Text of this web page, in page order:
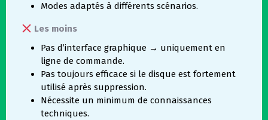
Modes adaptés à différents scénarios.
Les moins
Pas d’interface graphique → uniquement en
ligne de commande.
Pas toujours efficace si le disque est fortement
utilisé après suppression.
Nécessite un minimum de connaissances
techniques.